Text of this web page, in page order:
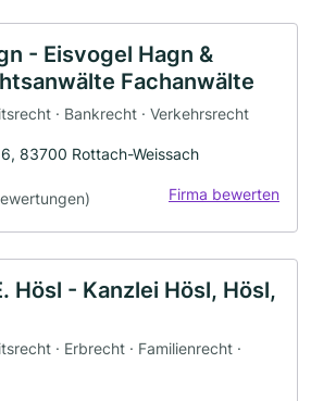
- Eisvogel Hagn &
Fachanwälte
· Bankrecht · Verkehrsrecht
83700 Rottach-Weissach
Firma bewerten
Hösl - Kanzlei Hösl, Hösl,
· Erbrecht · Familienrecht ·